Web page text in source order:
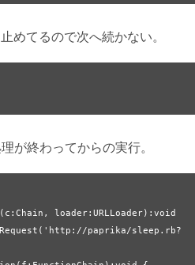
めてるので次へ続かない。
が終わってからの実行。